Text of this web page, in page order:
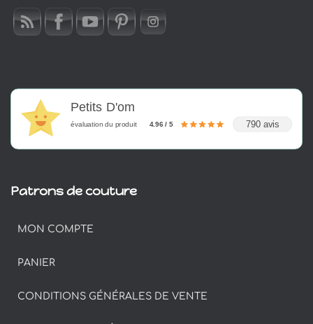
Petits D'om
évaluation du produit 4.96 / 5 790 avis
Patrons de couture
MON COMPTE
PANIER
CONDITIONS GÉNÉRALES DE VENTE